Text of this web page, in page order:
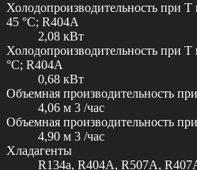
Холодопроизводительность при
45 °C; R404A
2,08 кВт
Холодопроизводительность при
°C; R404A
0,68 кВт
Объемная производительность
4,06 м 3 /час
Объемная производительность
4,90 м 3 /час
Хладагенты
R134a, R404A, R507A,